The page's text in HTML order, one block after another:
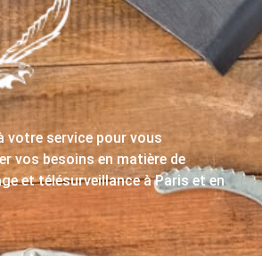
votre service pour vous
vos besoins en matière de
et télésurveillance à Paris et en